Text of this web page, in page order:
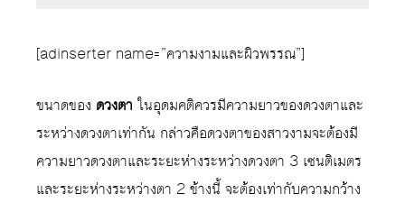
[adinserter name=”ความงามและผิวพรรณ”]
ขนาดของ ดวงตา ในอุดมคติควรมีความยาวของดวงตาและ
ระหว่างดวงตาเท่ากัน กล่าวคือดวงตาของสาวงามจะต้องมี
ความยาวดวงตาและระยะห่างระหว่างดวงตา 3 เซนติเมตร
และระยะห่างระหว่างตา 2 ข้างนี้ จะต้องเท่ากับความกว้าง